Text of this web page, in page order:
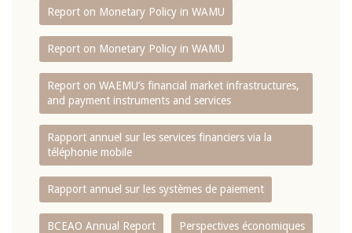
Report on Monetary Policy in WAMU
Report on Monetary Policy in WAMU
Report on WAEMU’s financial market infrastructures,
and payment instruments and services
Rapport annuel sur les services financiers via la
téléphonie mobile
Rapport annuel sur les systèmes de paiement
BCEAO Annual Report Perspectives économiques